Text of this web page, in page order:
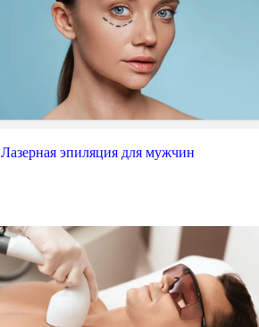
Лазерная эпиляция для мужчин